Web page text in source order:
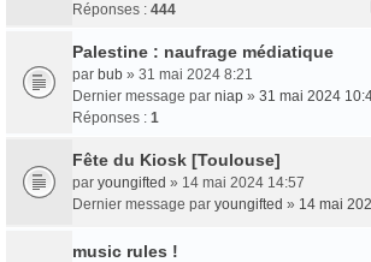
Réponses : 444
Palestine : naufrage médiatique
par bub » 31 mai 2024 8:21
Dernier message par niap » 31 mai 2024
Réponses : 1
Fête du Kiosk [Toulouse]
par youngifted » 14 mai 2024 14:57
Dernier message par youngifted » 14 mai
music rules !